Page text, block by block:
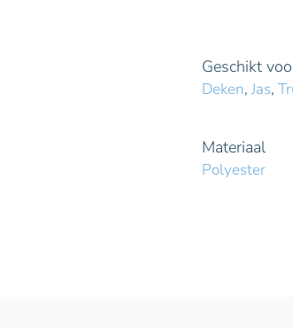
Geschikt
Deken, Jas,
Materiaal
Polyester